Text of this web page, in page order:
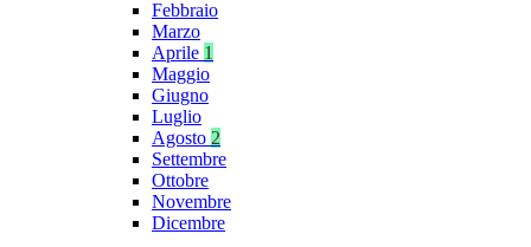
Febbraio
Marzo
Aprile 1
Maggio
Giugno
Luglio
Agosto 2
Settembre
Ottobre
Novembre
Dicembre